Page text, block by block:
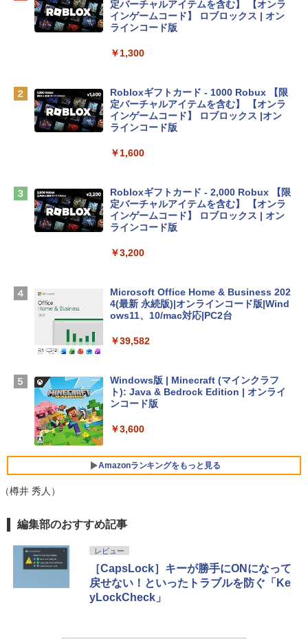
プ搭載13インチノートブック：AIとAppl
e Intelligenceのために設計、Liquid Ret
inaディスプレイ、8GBユニファイドメモ
eTime HDカメラ - インディゴ
tomtoc 360°保護 15.6 16インチ パソコ
ンケース Dell NEC Lavie ASUS HP dyna
Apple 2026 MacBook Air M5チップ搭載
13インチノートブック：AIとApple Intell
igence、13.6インチLiquid Retinaディ
TB SSDストレージ、12MPセンターフレ
￥278,800
【Amazon.co.jp限定】 HP ノートパソコ
￥129,800
FMV ノートパソコン WE1-K3 (MS 365 P
VWK3E15W_AZ
定バーチャルアイテムを含む】 【オンラ
インゲームコード】 ロブロックス | オン
ラインコード版
￥1,300
Robloxギフトカード - 1000 Robux 【限
定バーチャルアイテムを含む】 【オンラ
インゲームコード】 ロブロックス |オン
ラインコード版
￥1,600
Robloxギフトカード - 2,000 Robux 【限
定バーチャルアイテムを含む】 【オンラ
インゲームコード】 ロブロックス | オン
ラインコード版
￥3,200
Microsoft Office Home & Business 202
4(最新 永続版)|オンラインコード版|Wind
ows11、10/mac対応|PC2台
￥39,582
Windows版 | Minecraft (マインクラフ
ト): Java & Bedrock Edition | オンライ
ンコード版
￥3,600
Amazonランキングをもっと見る
生成AIパスポート公式テキスト 第４版
￥1,766
Amazon Kindle - 目に優しい、かさばら
続バッテリー、6インチディスプレイ電子
書籍リーダー、マッチャ、16GB、広告な
し
￥16,980
（樽井 秀人）
編集部のおすすめ記事
レビュー
［CapsLock］キーが勝手にONになって
戻せない！といったトラブルを防ぐ「Ke
yLockCheck」